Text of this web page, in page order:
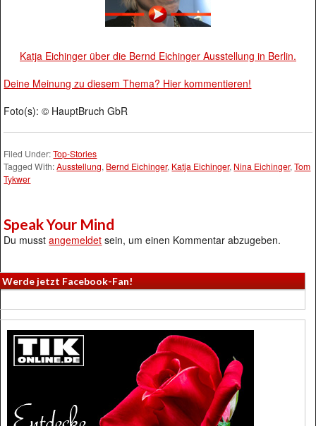
Katja Eichinger über die Bernd Eichinger Ausstellung in Berlin.
Deine Meinung zu diesem Thema? Hier kommentieren!
Foto(s): © HauptBruch GbR
Filed Under:Top-Stories
Tagged With:Ausstellung, Bernd Eichinger, Katja Eichinger, Nina Eichinger,Tom
Tykwer
Speak Your Mind
Du musstangemeldet sein, um einen Kommentar abzugeben.
Werde jetzt Facebook-Fan!